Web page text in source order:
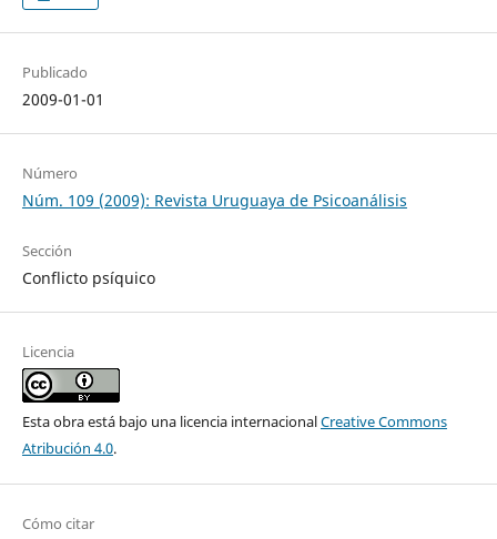
Publicado
2009-01-01
Número
Núm. 109 (2009): Revista Uruguaya de Psicoanálisis
Sección
Conflicto psíquico
Licencia
Esta obra está bajo una licencia internacionalCreative Commons
Atribución 4.0.
Cómo citar